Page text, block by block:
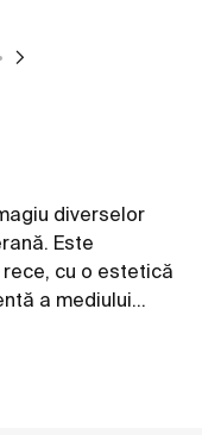
diverselor
Este
cu o estetică
a mediului
bucură de